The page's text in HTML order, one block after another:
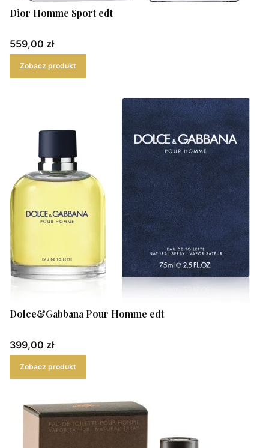
Dior Homme Sport edt
Cena
559,00 zł
Zobacz produkt
Dolce&Gabbana Pour Homme edt
Cena
399,00 zł
Zobacz produkt